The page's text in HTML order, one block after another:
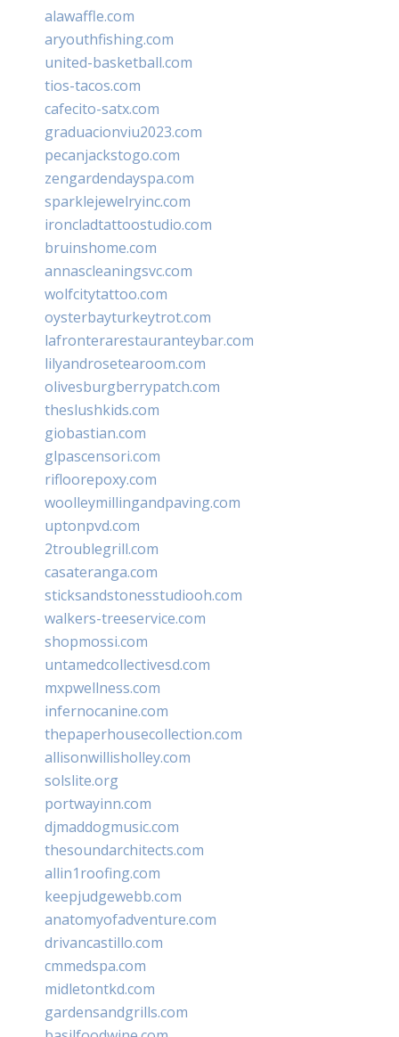
alawaffle.com
aryouthfishing.com
united-basketball.com
tios-tacos.com
cafecito-satx.com
graduacionviu2023.com
pecanjackstogo.com
zengardendayspa.com
sparklejewelryinc.com
ironcladtattoostudio.com
bruinshome.com
annascleaningsvc.com
wolfcitytattoo.com
oysterbayturkeytrot.com
lafronterarestauranteybar.com
lilyandrosetearoom.com
olivesburgberrypatch.com
theslushkids.com
giobastian.com
glpascensori.com
rifloorepoxy.com
woolleymillingandpaving.com
uptonpvd.com
2troublegrill.com
casateranga.com
sticksandstonesstudiooh.com
walkers-treeservice.com
shopmossi.com
untamedcollectivesd.com
mxpwellness.com
infernocanine.com
thepaperhousecollection.com
allisonwillisholley.com
solslite.org
portwayinn.com
djmaddogmusic.com
thesoundarchitects.com
allin1roofing.com
keepjudgewebb.com
anatomyofadventure.com
drivancastillo.com
cmmedspa.com
midletontkd.com
gardensandgrills.com